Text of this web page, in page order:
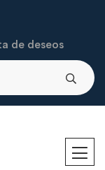
de deseos